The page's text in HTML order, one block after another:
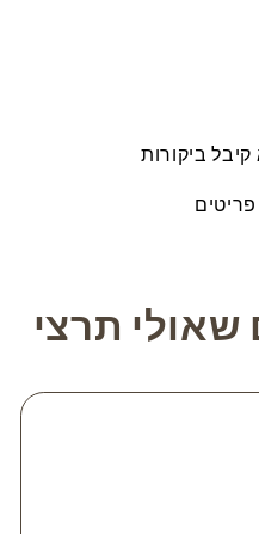
ביקורות
שאולי תרצי